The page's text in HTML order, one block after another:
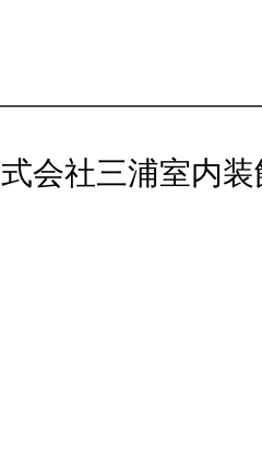
会社三浦室内